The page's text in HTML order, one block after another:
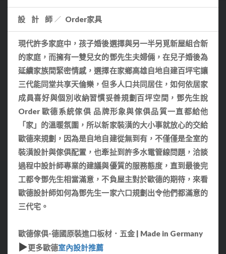
設計師 Order家具
現代許多家庭中，孩子婚後選擇與另一半另覓新屋組合新
的家庭，而擁有一雙兒女的鄧先生夫婦倆，在兒子婚後為
延續家族間緊密情感，選擇在家鄉高雄自地自建百坪宅讓
三代能同堂共享天倫樂，但多人口共同居住，如何依居家
成員喜好與個別收納習慣妥善規劃百坪空間，鄧先生說
Order 歐德系統傢俱 品牌形象與傢俱品質一直都給他
「家」的溫暖氛圍，所以新家裝潢的大小事就放心的交給
歐德來規劃，因為是自地自建從無到有，不僅僅是全室的
裝潢設計與傢俱配置，也牽扯到許多水電管線問題，洽談
過程中設計師專業的建議與優質的服務態度，直到最後完
工都令鄧先生相當滿意，不負屋主對於歐德的期待，來看
歐德設計師如何為鄧先生一家六口規劃出令他們都滿意的
三代宅。
歐德傢俱-德國原裝進口板材．五金 | Made in Germany
▶更多歐德室內設計推薦